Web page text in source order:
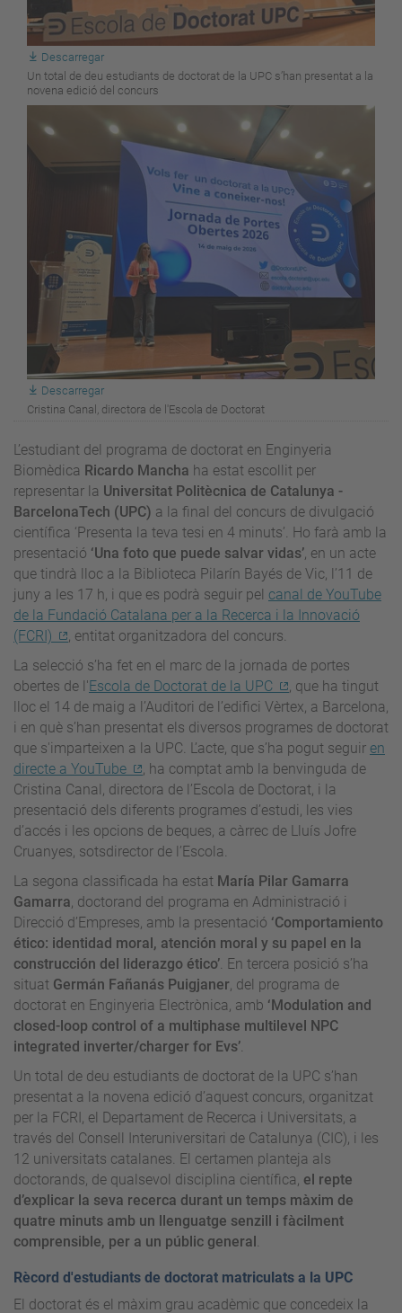
Descarregar
Un total de deu estudiants de doctorat de la UPC s’han presentat a la
novena edició del concurs
Descarregar
Cristina Canal, directora de l'Escola de Doctorat
L’estudiant del programa de doctorat en Enginyeria
Biomèdica Ricardo Mancha ha estat escollit per
representar la Universitat Politècnica de Catalunya -
BarcelonaTech (UPC) a la final del concurs de divulgació
científica ‘Presenta la teva tesi en 4 minuts’. Ho farà amb la
presentació ‘Una foto que puede salvar vidas’, en un acte
que tindrà lloc a la Biblioteca Pilarín Bayés de Vic, l’11 de
juny a les 17 h, i que es podrà seguir pel canal de YouTube
de la Fundació Catalana per a la Recerca i la Innovació
(FCRI)
, entitat organitzadora del concurs.
La selecció s’ha fet en el marc de la jornada de portes
obertes de l'Escola de Doctorat de la UPC
, que ha tingut
lloc el 14 de maig a l’Auditori de l’edifici Vèrtex, a Barcelona,
i en què s’han presentat els diversos programes de doctorat
que s'imparteixen a la UPC. L’acte, que s’ha pogut seguir en
directe a YouTube
, ha comptat amb la benvinguda de
Cristina Canal, directora de l’Escola de Doctorat, i la
presentació dels diferents programes d’estudi, les vies
d’accés i les opcions de beques, a càrrec de Lluís Jofre
Cruanyes, sotsdirector de l’Escola.
La segona classificada ha estat María Pilar Gamarra
Gamarra, doctorand del programa en Administració i
Direcció d’Empreses, amb la presentació ‘Comportamiento
ético: identidad moral, atención moral y su papel en la
construcción del liderazgo ético’. En tercera posició s’ha
situat Germán Fañanás Puigjaner, del programa de
doctorat en Enginyeria Electrònica, amb ‘Modulation and
closed-loop control of a multiphase multilevel NPC
integrated inverter/charger for Evs’.
Un total de deu estudiants de doctorat de la UPC s’han
presentat a la novena edició d’aquest concurs, organitzat
per la FCRI, el Departament de Recerca i Universitats, a
través del Consell Interuniversitari de Catalunya (CIC), i les
12 universitats catalanes. El certamen planteja als
doctorands, de qualsevol disciplina científica, el repte
d’explicar la seva recerca durant un temps màxim de
quatre minuts amb un llenguatge senzill i fàcilment
comprensible, per a un públic general .
Rècord d'estudiants de doctorat matriculats a la UPC
El doctorat és el màxim grau acadèmic que concedeix la